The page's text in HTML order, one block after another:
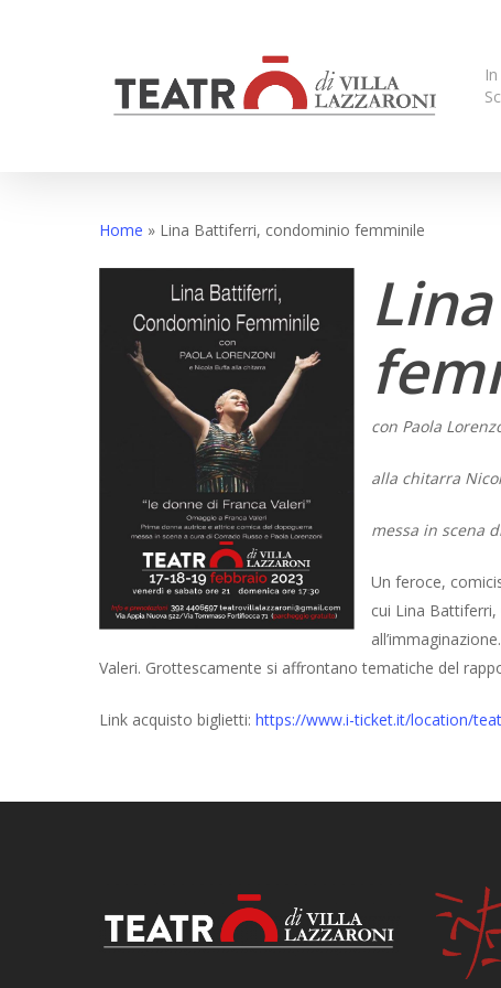
In
Home » Lina Battiferri, condominio femminile
con Paola
alla chitarra
messa in scena
Un feroce,
cui Lina
Valeri. Grottescamente si affrontano tematiche del
Link acquisto biglietti: https://www.i-ticket.it/location/